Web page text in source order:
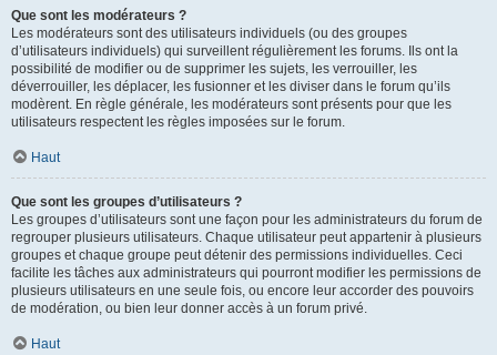
Que sont les modérateurs ?
Les modérateurs sont des utilisateurs individuels (ou des groupes
d’utilisateurs individuels) qui surveillent régulièrement les forums. Ils ont la
possibilité de modifier ou de supprimer les sujets, les verrouiller, les
déverrouiller, les déplacer, les fusionner et les diviser dans le forum qu’ils
modèrent. En règle générale, les modérateurs sont présents pour que les
utilisateurs respectent les règles imposées sur le forum.
Haut
Que sont les groupes d’utilisateurs ?
Les groupes d’utilisateurs sont une façon pour les administrateurs du forum de
regrouper plusieurs utilisateurs. Chaque utilisateur peut appartenir à plusieurs
groupes et chaque groupe peut détenir des permissions individuelles. Ceci
facilite les tâches aux administrateurs qui pourront modifier les permissions de
plusieurs utilisateurs en une seule fois, ou encore leur accorder des pouvoirs
de modération, ou bien leur donner accès à un forum privé.
Haut